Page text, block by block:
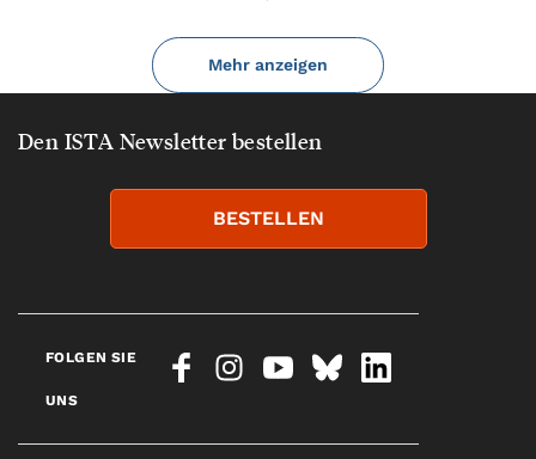
Mehr anzeigen
Den ISTA Newsletter bestellen
BESTELLEN
FOLGEN SIE
UNS